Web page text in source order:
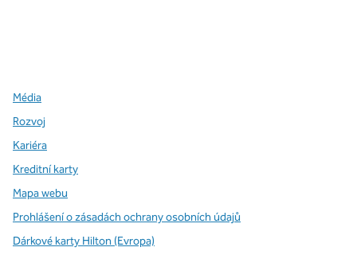
Média
Rozvoj
Kariéra
Kreditní karty
Mapa webu
Prohlášení o zásadách ochrany osobních údajů
Dárkové karty Hilton (Evropa)